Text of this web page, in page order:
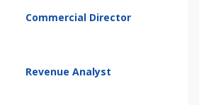
Commercial Director
Revenue Analyst